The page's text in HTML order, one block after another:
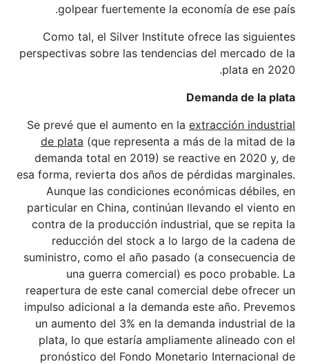
golpear fuertemente la economía de ese país.
Como tal, el Silver Institute ofrece las siguientes
perspectivas sobre las tendencias del mercado de la
plata en 2020.
Demanda de la plata
Se prevé que el aumento en la extracción industrial
de plata (que representa a más de la mitad de la
demanda total en 2019) se reactive en 2020 y, de
esa forma, revierta dos años de pérdidas marginales.
Aunque las condiciones económicas débiles, en
particular en China, continúan llevando el viento en
contra de la producción industrial, que se repita la
reducción del stock a lo largo de la cadena de
suministro, como el año pasado (a consecuencia de
una guerra comercial) es poco probable. La
reapertura de este canal comercial debe ofrecer un
impulso adicional a la demanda este año. Prevemos
un aumento del 3% en la demanda industrial de la
plata, lo que estaría ampliamente alineado con el
pronóstico del Fondo Monetario Internacional de